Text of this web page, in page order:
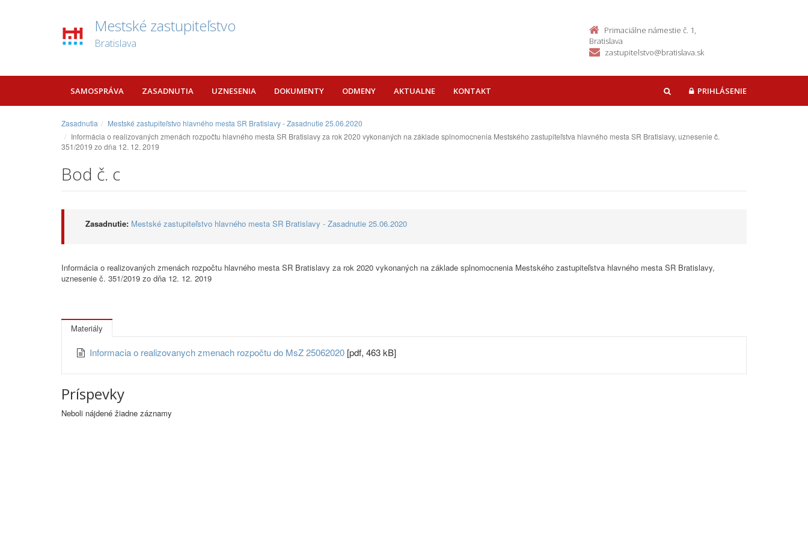
Mestské zastupiteľstvo
Bratislava
Primaciálne námestie č. 1,
Bratislava
zastupitelstvo@bratislava.sk
SAMOSPRÁVA ZASADNUTIA UZNESENIA DOKUMENTY ODMENY AKTUALNE KONTAKT HĽADAŤPRIHLÁSENIE
Zasadnutia
Mestské zastupiteľstvo hlavného mesta SR Bratislavy - Zasadnutie 25.06.2020
Informácia o realizovaných zmenách rozpočtu hlavného mesta SR Bratislavy za rok 2020 vykonaných na základe splnomocnenia Mestského zastupiteľstva hlavného mesta SR Bratislavy, uznesenie č.
351/2019 zo dňa 12. 12. 2019
Bod č. c
Zasadnutie: Mestské zastupiteľstvo hlavného mesta SR Bratislavy - Zasadnutie 25.06.2020
Informácia o realizovaných zmenách rozpočtu hlavného mesta SR Bratislavy za rok 2020 vykonaných na základe splnomocnenia Mestského zastupiteľstva hlavného mesta SR Bratislavy,
uznesenie č. 351/2019 zo dňa 12. 12. 2019
Materiály
Informacia o realizovanych zmenach rozpočtu do MsZ 25062020 [pdf, 463 kB]
Príspevky
Neboli nájdené žiadne záznamy